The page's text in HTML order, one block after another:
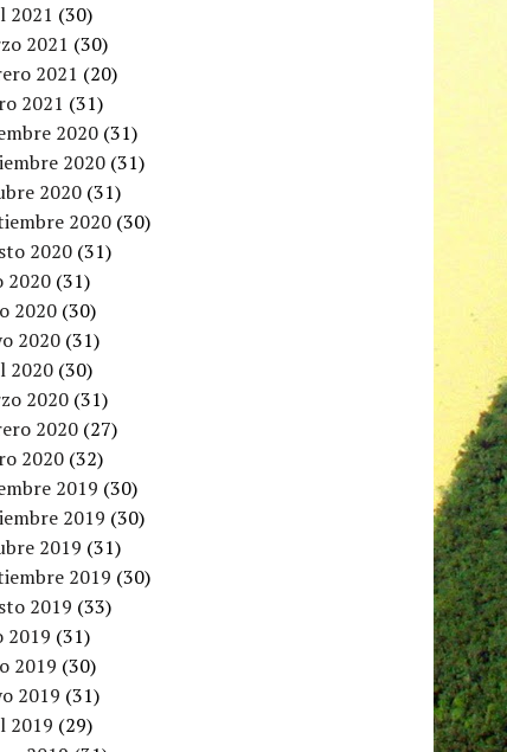
2021 (30)
2021 (30)
2021 (20)
2021 (31)
2020 (31)
2020 (31)
2020 (31)
2020 (30)
2020 (31)
2020 (31)
2020 (30)
2020 (31)
2020 (30)
2020 (31)
2020 (27)
2020 (32)
2019 (30)
2019 (30)
2019 (31)
2019 (30)
2019 (33)
2019 (31)
2019 (30)
2019 (31)
2019 (29)